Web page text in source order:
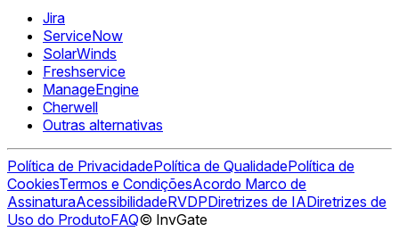
Jira
ServiceNow
SolarWinds
Freshservice
ManageEngine
Cherwell
Outras alternativas
Política de PrivacidadePolítica de QualidadePolítica de
CookiesTermos e CondiçõesAcordo Marco de
AssinaturaAcessibilidadeRVDPDiretrizes de IADiretrizes de
Uso do ProdutoFAQ© InvGate